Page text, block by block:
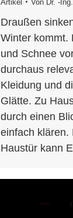
Artikel Von Dr. -
Draußen
Winter kommt.
und Schnee
durchaus
Kleidung und
Glätte. Zu
durch einen
einfach klären.
Haustür kann